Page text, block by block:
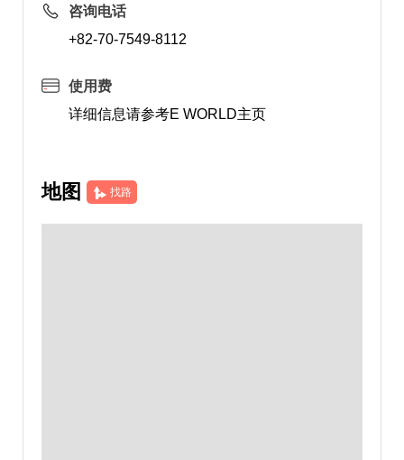
咨询电话
+82-70-7549-8112
使用费
详细信息请参考E WORLD主页
地图 找路